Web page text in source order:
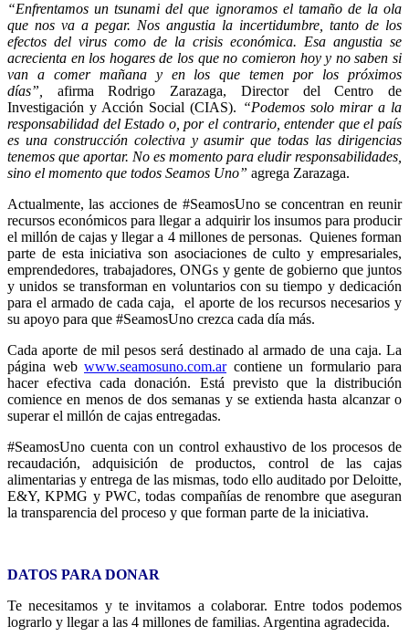
“Enfrentamos un tsunami del que ignoramos el tamaño de la ola
que nos va a pegar. Nos angustia la incertidumbre, tanto de los
efectos del virus como de la crisis económica. Esa angustia se
acrecienta en los hogares de los que no comieron hoy y no saben si
van a comer mañana y en los que temen por los próximos
días”, afirma Rodrigo Zarazaga, Director del Centro de
Investigación y Acción Social (CIAS). “Podemos solo mirar a la
responsabilidad del Estado o, por el contrario, entender que el país
es una construcción colectiva y asumir que todas las dirigencias
tenemos que aportar. No es momento para eludir responsabilidades,
sino el momento que todos Seamos Uno” agrega Zarazaga.
Actualmente, las acciones de #SeamosUno se concentran en reunir
recursos económicos para llegar a adquirir los insumos para producir
el millón de cajas y llegar a 4 millones de personas. Quienes forman
parte de esta iniciativa son asociaciones de culto y empresariales,
emprendedores, trabajadores, ONGs y gente de gobierno que juntos
y unidos se transforman en voluntarios con su tiempo y dedicación
para el armado de cada caja, el aporte de los recursos necesarios y
su apoyo para que #SeamosUno crezca cada día más.
Cada aporte de mil pesos será destinado al armado de una caja. La
página web www.seamosuno.com.arcontiene un formulario para
hacer efectiva cada donación. Está previsto que la distribución
comience en menos de dos semanas y se extienda hasta alcanzar o
superar el millón de cajas entregadas.
#SeamosUno cuenta con un control exhaustivo de los procesos de
recaudación, adquisición de productos, control de las cajas
alimentarias y entrega de las mismas, todo ello auditado por Deloitte,
E&Y, KPMG y PWC, todas compañías de renombre que aseguran
la transparencia del proceso y que forman parte de la iniciativa.
DATOS PARA DONAR
Te necesitamos y te invitamos a colaborar. Entre todos podemos
lograrlo y llegar a las 4 millones de familias. Argentina agradecida.